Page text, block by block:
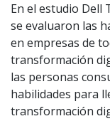
En el estudio
se evaluaron las
en empresas de
transformación
las personas
habilidades para
transformación